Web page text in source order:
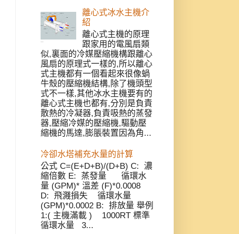
離心式冰水主機介
紹
離心式主機的原理
跟家用的電風扇類
似,裏面的冷媒壓縮機構跟離心
風扇的原理式一樣的,所以離心
式主機都有一個看起來很像蝸
牛殼的壓縮機結構,除了機頭型
式不一樣,其他冰水主機要有的
離心式主機也都有,分別是負責
散熱的冷凝器,負責吸熱的蒸發
器,壓縮冷媒的壓縮機,驅動壓
縮機的馬達,膨脹裝置因為角...
冷卻水塔補充水量的計算
公式 C=(E+D+B)/(D+B) C: 濃
縮倍數 E: 蒸發量 循環水
量 (GPM)* 溫差 (F)*0.0008
D: 飛濺損失 循環水量
(GPM)*0.0002 B: 排放量 舉例
1:( 主機滿載 ) 1000RT 標準
循環水量 3...